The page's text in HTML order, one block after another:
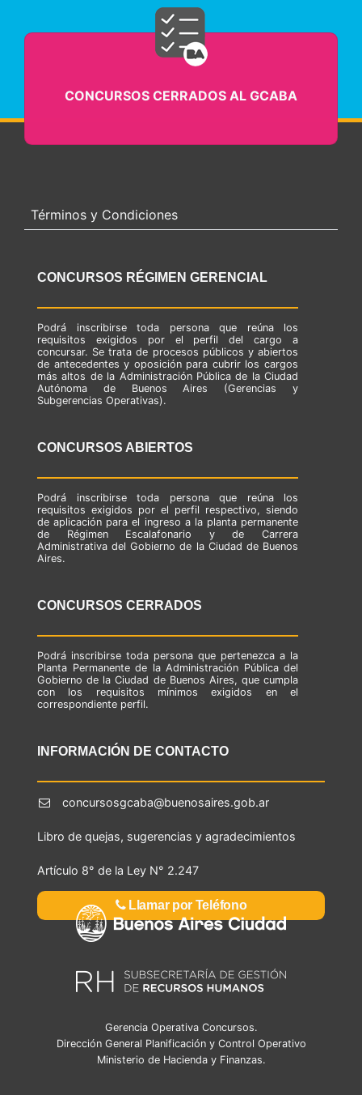
CONCURSOS CERRADOS AL GCABA
Términos y Condiciones
CONCURSOS RÉGIMEN GERENCIAL
Podrá inscribirse toda persona que reúna los
requisitos exigidos por el perfil del cargo a
concursar. Se trata de procesos públicos y abiertos
de antecedentes y oposición para cubrir los cargos
más altos de la Administración Pública de la Ciudad
Autónoma de Buenos Aires (Gerencias y
Subgerencias Operativas).
CONCURSOS ABIERTOS
Podrá inscribirse toda persona que reúna los
requisitos exigidos por el perfil respectivo, siendo
de aplicación para el ingreso a la planta permanente
de Régimen Escalafonario y de Carrera
Administrativa del Gobierno de la Ciudad de Buenos
Aires.
CONCURSOS CERRADOS
Podrá inscribirse toda persona que pertenezca a la
Planta Permanente de la Administración Pública del
Gobierno de la Ciudad de Buenos Aires, que cumpla
con los requisitos mínimos exigidos en el
correspondiente perfil.
INFORMACIÓN DE CONTACTO
concursosgcaba@buenosaires.gob.ar
Libro de quejas, sugerencias y agradecimientos
Artículo 8° de la Ley N° 2.247
Llamar por Teléfono
Gerencia Operativa Concursos.
Dirección General Planificación y Control Operativo
Ministerio de Hacienda y Finanzas.